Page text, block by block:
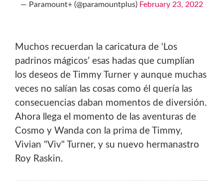
— Paramount+ (@paramountplus) February 23, 2022
Muchos recuerdan la caricatura de ‘Los
padrinos mágicos’ esas hadas que cumplían
los deseos de Timmy Turner y aunque muchas
veces no salían las cosas como él quería las
consecuencias daban momentos de diversión.
Ahora llega el momento de las aventuras de
Cosmo y Wanda con la prima de Timmy,
Vivian "Viv" Turner, y su nuevo hermanastro
Roy Raskin.